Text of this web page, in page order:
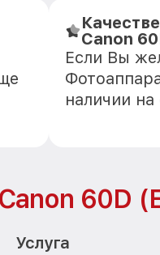
Canon
Если Вы
наличии
Canon 60D
Услуга